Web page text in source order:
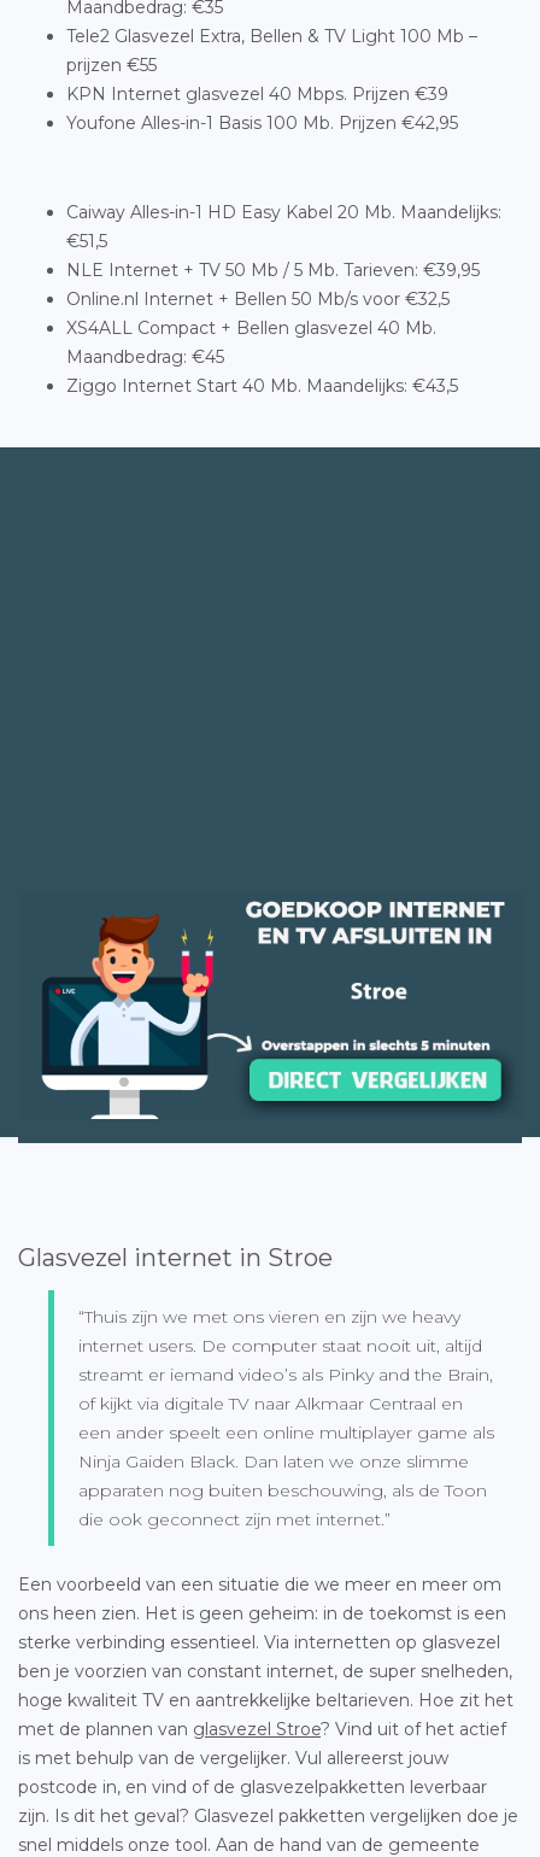
Maandbedrag: €35
Tele2 Glasvezel Extra, Bellen & TV Light 100 Mb –
prijzen €55
KPN Internet glasvezel 40 Mbps. Prijzen €39
Youfone Alles-in-1 Basis 100 Mb. Prijzen €42,95
Caiway Alles-in-1 HD Easy Kabel 20 Mb. Maandelijks:
€51,5
NLE Internet + TV 50 Mb / 5 Mb. Tarieven: €39,95
Online.nl Internet + Bellen 50 Mb/s voor €32,5
XS4ALL Compact + Bellen glasvezel 40 Mb.
Maandbedrag: €45
Ziggo Internet Start 40 Mb. Maandelijks: €43,5
Glasvezel internet in Stroe
“Thuis zijn we met ons vieren en zijn we heavy
internet users. De computer staat nooit uit, altijd
streamt er iemand video’s als Pinky and the Brain,
of kijkt via digitale TV naar Alkmaar Centraal en
een ander speelt een online multiplayer game als
Ninja Gaiden Black. Dan laten we onze slimme
apparaten nog buiten beschouwing, als de Toon
die ook geconnect zijn met internet.”
Een voorbeeld van een situatie die we meer en meer om
ons heen zien. Het is geen geheim: in de toekomst is een
sterke verbinding essentieel. Via internetten op glasvezel
ben je voorzien van constant internet, de super snelheden,
hoge kwaliteit TV en aantrekkelijke beltarieven. Hoe zit het
met de plannen van glasvezel Stroe? Vind uit of het actief
is met behulp van de vergelijker. Vul allereerst jouw
postcode in, en vind of de glasvezelpakketten leverbaar
zijn. Is dit het geval? Glasvezel pakketten vergelijken doe je
snel middels onze tool. Aan de hand van de gemeente